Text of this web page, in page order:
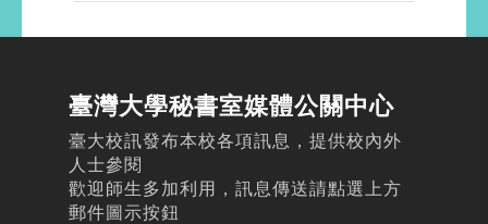
臺灣大學秘書室媒體公關中心
臺大校訊發布本校各項訊息，提供校內外
人士參閱
歡迎師生多加利用，訊息傳送請點選上方
郵件圖示按鈕